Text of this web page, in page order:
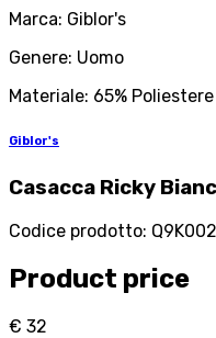
Marca: Giblor's
Genere: Uomo
Materiale: 65%
Giblor's
Casacca Ricky
Codice prodotto:
Product price
€ 32